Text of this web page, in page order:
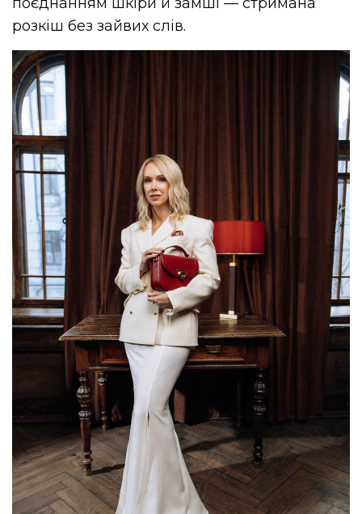
розкіш без зайвих слів.